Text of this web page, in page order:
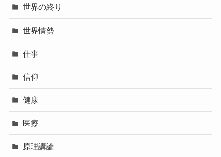
世界の終り
世界情勢
仕事
信仰
健康
医療
原理講論